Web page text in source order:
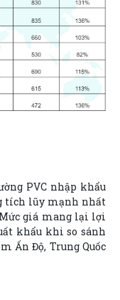
PVC nhập khẩu
tích lũy mạnh nhất
giá mang lại lợi
khẩu khi so sánh
Ấn Độ, Trung Quốc